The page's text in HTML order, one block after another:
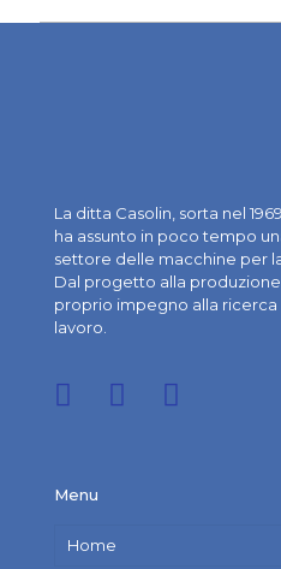
La ditta Casolin, sorta nel
ha assunto in poco tempo
settore delle macchine per
Dal progetto alla
proprio impegno alla
lavoro.
Menu
Home